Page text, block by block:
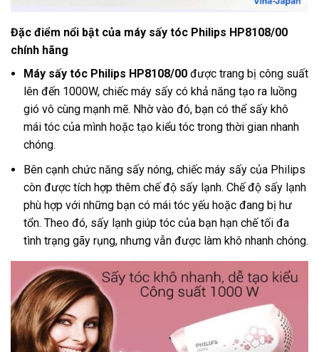
Đặc điểm nổi bật của máy sấy tóc Philips HP8108/00
chính hãng
Máy sấy tóc Philips HP8108/00 được trang bị công suất
lên đến 1000W, chiếc máy sấy có khả năng tạo ra luồng
gió vô cùng mạnh mẽ. Nhờ vào đó, bạn có thể sấy khô
mái tóc của mình hoặc tạo kiểu tóc trong thời gian nhanh
chóng.
Bên cạnh chức năng sấy nóng, chiếc máy sấy của Philips
còn được tích hợp thêm chế độ sấy lạnh. Chế độ sấy lạnh
phù hợp với những bạn có mái tóc yếu hoặc đang bị hư
tổn. Theo đó, sấy lạnh giúp tóc của bạn hạn chế tối đa
tình trạng gãy rụng, nhưng vẫn được làm khô nhanh chóng.